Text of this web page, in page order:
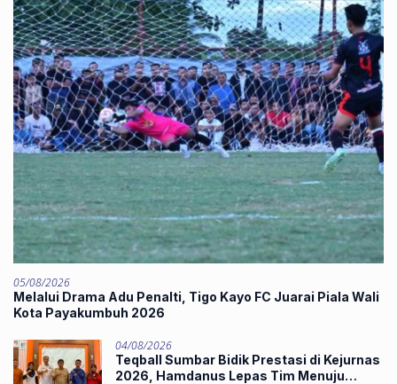
05/08/2026
Melalui Drama Adu Penalti, Tigo Kayo FC Juarai Piala Wali
Kota Payakumbuh 2026
04/08/2026
Teqball Sumbar Bidik Prestasi di Kejurnas
2026, Hamdanus Lepas Tim Menuju